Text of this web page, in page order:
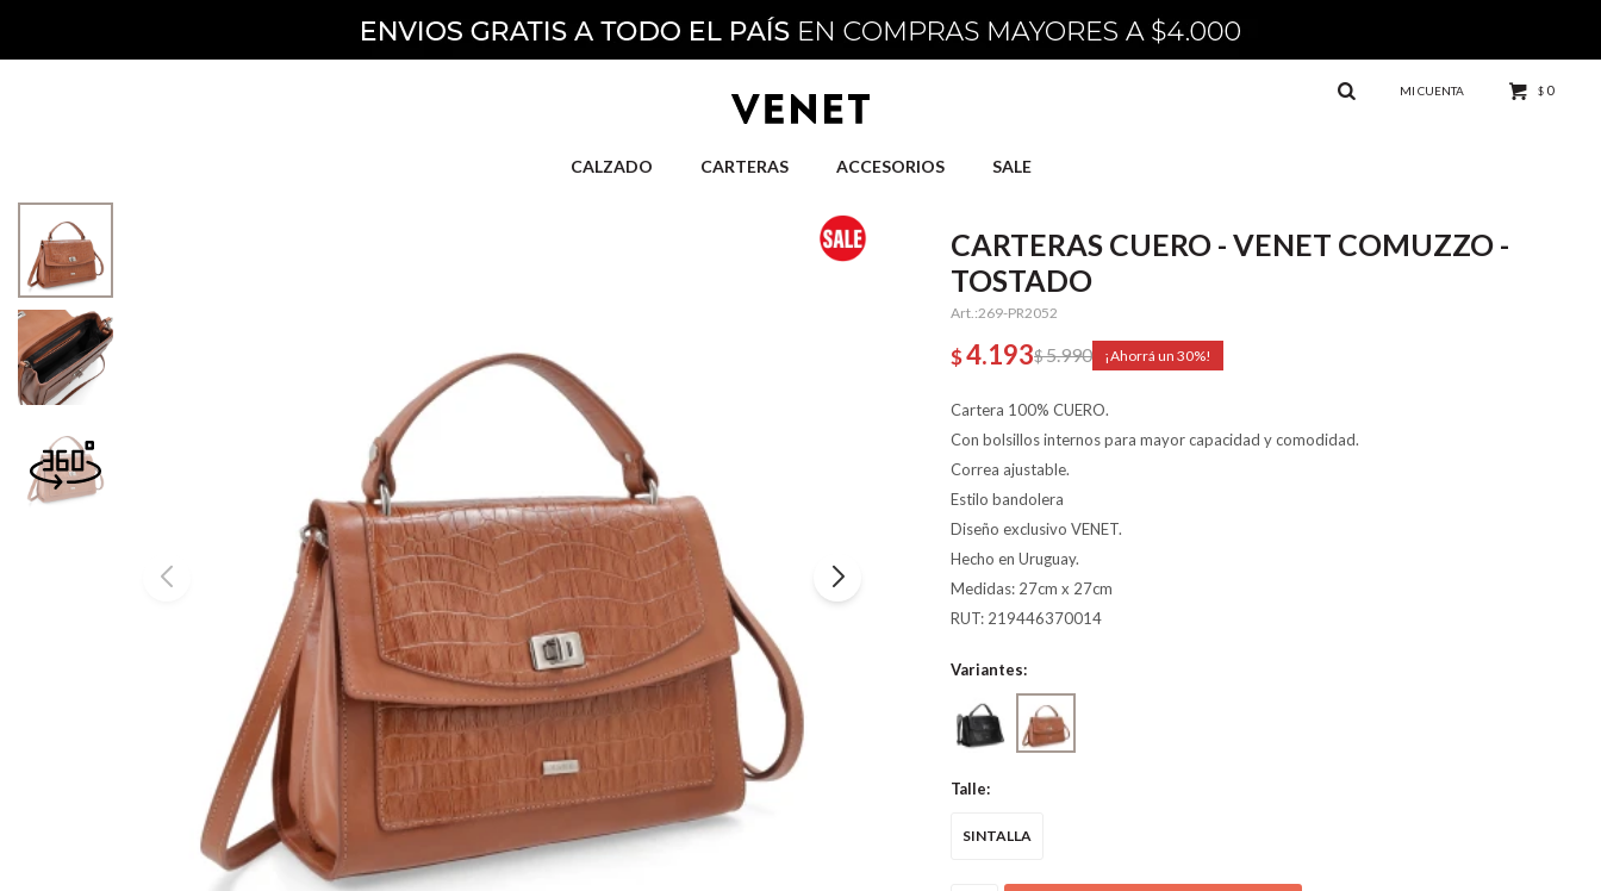
CALZADO CARTERAS ACCESORIOS SALE
$ 0
CARTERAS CUERO - VENET COMUZZO -
TOSTADO
269-PR2052
$4.193$5.990 30
Cartera 100% CUERO.
Con bolsillos internos para mayor capacidad y comodidad.
Correa ajustable.
Estilo bandolera
Diseño exclusivo VENET.
Hecho en Uruguay.
Medidas: 27cm x 27cm
RUT: 219446370014
Variantes:
Talle:
SINTALLA